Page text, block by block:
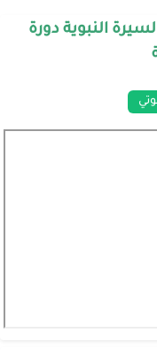
النبوية دورة